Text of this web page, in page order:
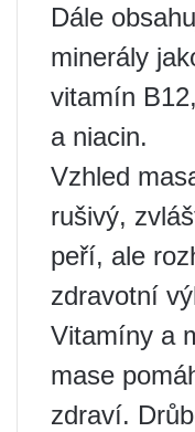
Dále
minerály
vitamín
a niacin.
Vzhled
rušivý,
peří, ale
zdravotní
Vitamíny a
mase
zdraví.